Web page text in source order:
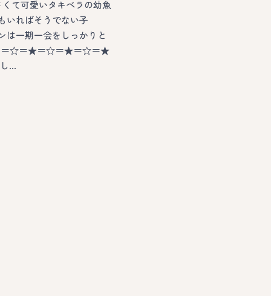
て可愛いタキベラの幼魚
いればそうでない子
は一期一会をしっかりと
＝☆＝★＝☆＝★＝☆＝★
…